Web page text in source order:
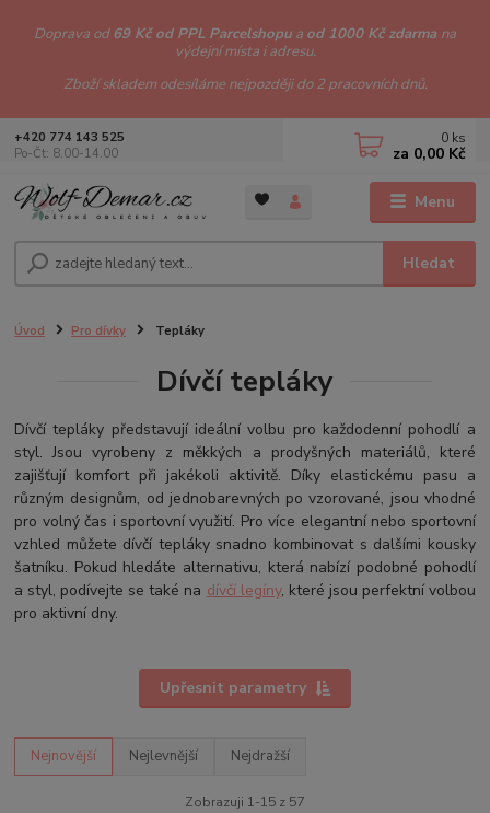
Doprava od69 Kč od PPL Parcelshopu a od 1000 Kč zdarma na
výdejní místa i adresu.
Zboží skladem odesíláme nejpozději do 2 pracovních dnů.
Menu
Hledat
+420 774 143 525
Po-Čt: 8.00-14.00
0 ks
za 0,00 Kč
Úvod Pro dívky Tepláky
Dívčí tepláky
Dívčí tepláky představují ideální volbu pro každodenní pohodlí a
styl. Jsou vyrobeny z měkkých a prodyšných materiálů, které
zajišťují komfort při jakékoli aktivitě. Díky elastickému pasu a
různým designům, od jednobarevných po vzorované, jsou vhodné
pro volný čas i sportovní využití. Pro více elegantní nebo sportovní
vzhled můžete dívčí tepláky snadno kombinovat s dalšími kousky
šatníku. Pokud hledáte alternativu, která nabízí podobné pohodlí
a styl, podívejte se také na dívčí legíny, které jsou perfektní volbou
pro aktivní dny.
Upřesnit parametry
Nejnovější Nejlevnější Nejdražší
Zobrazuji 1-15 z 57